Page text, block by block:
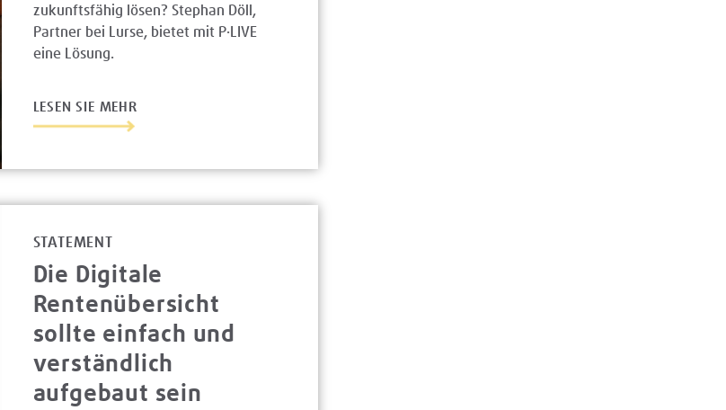
zukunftsfähig lösen? Stephan Döll,
Partner bei Lurse, bietet mit P·LIVE
eine Lösung.
LESEN SIE MEHR
STATEMENT
Die Digitale
Rentenübersicht
sollte einfach und
verständlich
aufgebaut sein